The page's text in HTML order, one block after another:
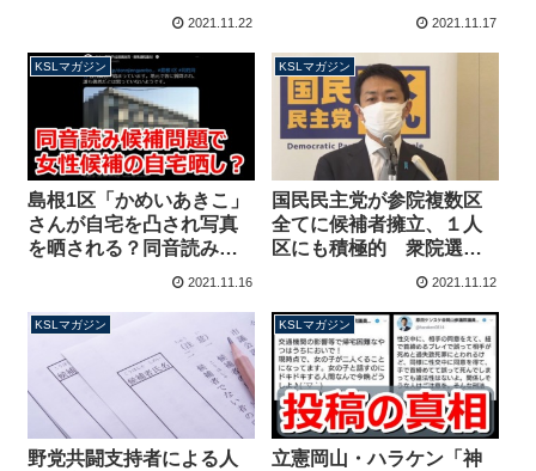
ったが死にきれず」ジョ
セージ【マガジン142号】
2021.11.22
「グータッチ準備し
【マガジン141号】
2021.11.17
KSLマガジン
島根1区「かめいあきこ」
さんが自宅を凸され写真
を晒される？同音読み候
補への疑惑追及は野党第
ガジン140号】
2021.11.16
KSLマガジン
国民民主党が参院複数区
全てに候補者擁立、１人
区にも積極的 衆院選で
野党共闘限界「１対１で
【マガジン139号】
2021.11.12
KSLマガジン
野党共闘支持者による人
KSLマガジン
立憲岡山・ハラケン「神